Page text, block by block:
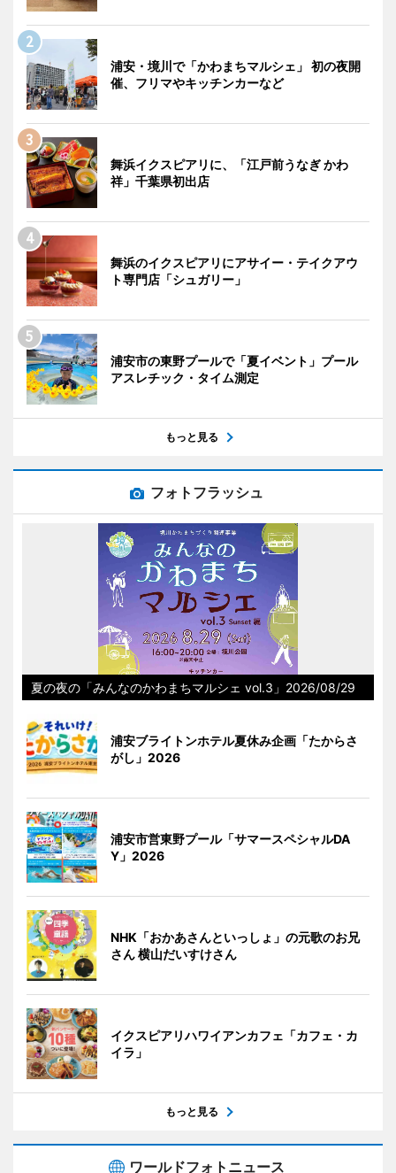
浦安・境川で「かわまちマルシェ」 初の夜開
催、フリマやキッチンカーなど
舞浜イクスピアリに、「江戸前うなぎ かわ
祥」千葉県初出店
舞浜のイクスピアリにアサイー・テイクアウ
ト専門店「シュガリー」
浦安市の東野プールで「夏イベント」プール
アスレチック・タイム測定
もっと見る
フォトフラッシュ
夏の夜の「みんなのかわまちマルシェ vol.3」2026/08/29
浦安ブライトンホテル夏休み企画「たからさ
がし」2026
浦安市営東野プール「サマースペシャルDA
Y」2026
NHK「おかあさんといっしょ」の元歌のお兄
さん 横山だいすけさん
イクスピアリハワイアンカフェ「カフェ・カ
イラ」
もっと見る
ワールドフォトニュース